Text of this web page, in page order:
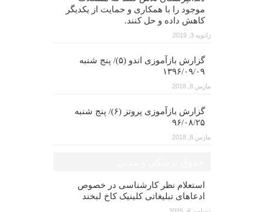
موجود را با همکاری و حمایت از یکدیگر
کاهش داده و حل کنند.
ژانویه 3, 2019
گزارش بازآموزی اندو (۵)/ پنج شنبه
۱۳۹۶/۰۹/۰۹
مارس 8, 2018
گزارش بازآموزی پروتز (۶)/ پنج شنبه
۹۶/۰۸/۲۵
مارس 8, 2018
استعلام نظر کارشناسی در خصوص
ادعاهای تبلیغاتی کلینیک کاخ لبخند